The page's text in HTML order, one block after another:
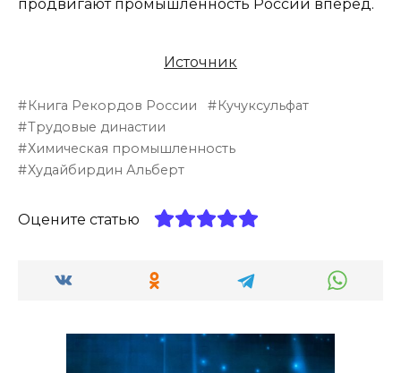
продвигают промышленность России вперед.
Источник
Книга Рекордов России
Кучуксульфат
Трудовые династии
Химическая промышленность
Худайбирдин Альберт
Оцените статью